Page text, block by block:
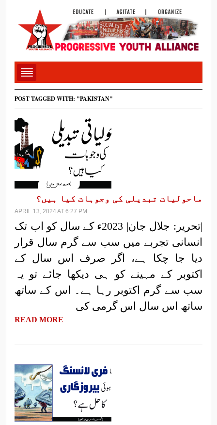
POST TAGGED WITH: "PAKISTAN"
ماحولیات تبدیلی کی وجوہات کیا ہیں؟
APRIL 13, 2024 AT 6:27 PM
|تحریر: جلال جان| 2023ء کے سال کو اب تک
انسانی تجربے میں سب سے گرم سال قرار
دیا جا چکا ہے، اگر صرف اس سال کے
اکتوبر کے مہینے کو ہی دیکھا جائے تو یہ
سب سے گرم اکتوبر رہا ہے۔ اس کے ساتھ
ساتھ اس سال اس گرمی کی
READ MORE